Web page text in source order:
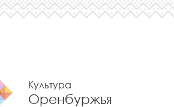
Культура
Оренбуржья